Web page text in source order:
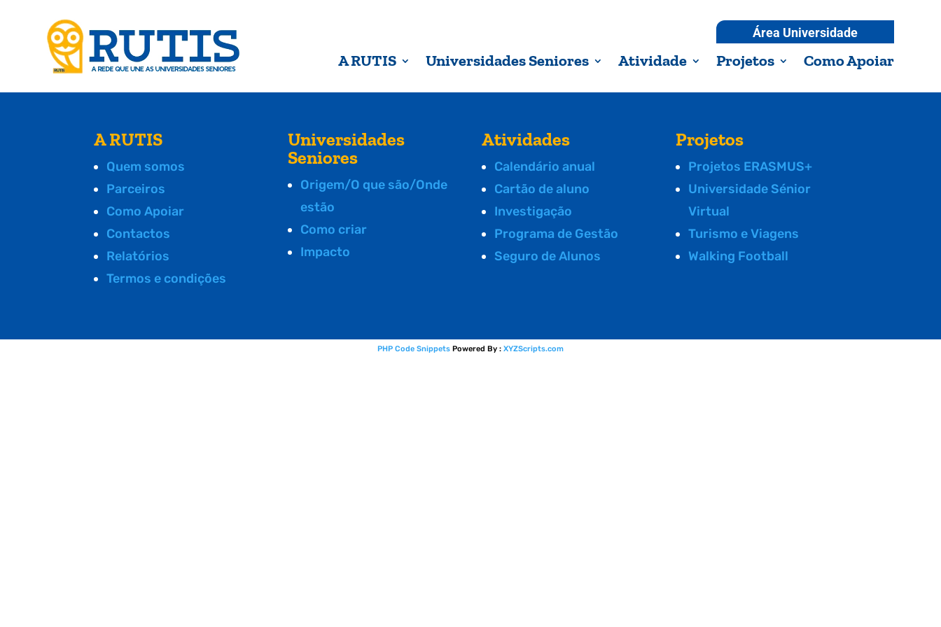
Área Universidade
A RUTIS Universidades Seniores Atividade Projetos Como Apoiar
A RUTIS
Quem somos
Parceiros
Como Apoiar
Contactos
Relatórios
Termos e condições
Universidades
Seniores
Origem/O que são/Onde
estão
Como criar
Impacto
Atividades
Calendário anual
Cartão de aluno
Investigação
Programa de Gestão
Seguro de Alunos
Projetos
Projetos ERASMUS+
Universidade Sénior
Virtual
Turismo e Viagens
Walking Football
PHP Code Snippets Powered By : XYZScripts.com